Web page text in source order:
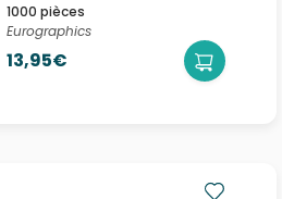
1000 pièces
Eurographics
13,95€